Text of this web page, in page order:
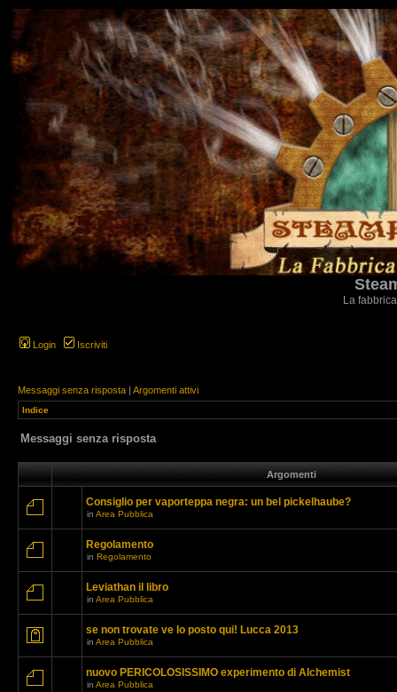
La
Login Iscriviti
Messaggi senza risposta | Argomenti attivi
Indice
Messaggi senza risposta
Argomenti
Consiglio per vaporteppa negra: un bel pickelhaube?
in Area Pubblica
Regolamento
in Regolamento
Leviathan il libro
in Area Pubblica
se non trovate ve lo posto qui! Lucca 2013
in Area Pubblica
nuovo PERICOLOSISSIMO experimento di Alchemist
in Area Pubblica